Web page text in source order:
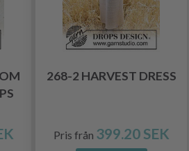
268-2 HARVEST DRESS
Pris från 399.20 SEK